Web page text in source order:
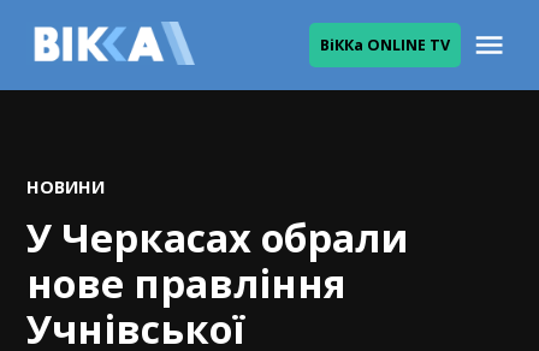
ВіККа ONLINE TV
POSTED
НОВИНИ
У Черкасах обрали
нове правління
Учнівської